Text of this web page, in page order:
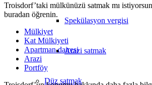
Spekülasyon vergisi
Arazi satmak
Düz satmak
Troisdorf’taki mülkünüzü satmak mı
buradan öğrenin.
Mülkiyet
Kat Mülkiyeti
Apartman dairesi
Arazi
Portföy